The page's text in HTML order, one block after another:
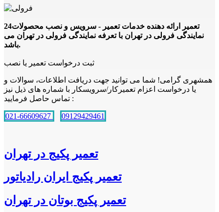
24تعمیر ارائه دهنده خدمات تعمیر - سرویس و نصب محصولات
نمایندگی فرولی در تهران با تعرفه نمایندگی فرولی در تهران می
باشد.
ثبت درخواست تعمیر یا نصب
همشهری گرامی! شما می توانید جهت دریافت اطلاعات، سوالات و
یا درخواست اعزام تعمیرکار/سرویسکار با شماره های ذیل نیز
تماس حاصل فرمایید :
021-66609627 09129429461
تعمیر پکیج در تهران
تعمیر پکیج ایران رادیاتور
تعمیر پکیج بوتان در تهران